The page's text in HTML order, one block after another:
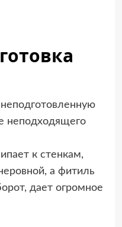
неподходящего
к стенкам,
а фитиль
дает огромное